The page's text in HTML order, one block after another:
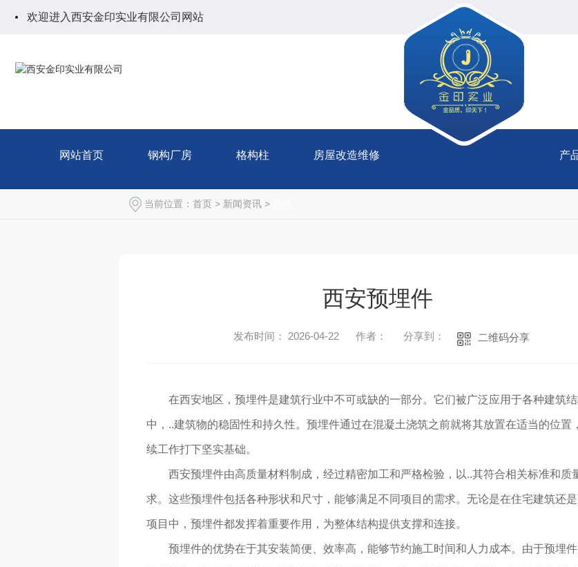
欢迎进入西安金印实业有限公司网站
网站首页 钢构厂房 格构柱 房屋改造维修 产
当前位置： 首页 > 新闻资讯 >
西安预埋件
发布时间： 2026-04-22 作者： 分享到： 二维码分享
在西安地区，预埋件是建筑行业中不可或缺的一部分。它们被广泛应用于各种建筑
中，..建筑物的稳固性和持久性。预埋件通过在混凝土浇筑之前就将其放置在适当的位置
续工作打下坚实基础。
西安预埋件由高质量材料制成，经过精密加工和严格检验，以..其符合相关标准和质
求。这些预埋件包括各种形状和尺寸，能够满足不同项目的需求。无论是在住宅建筑还
项目中，预埋件都发挥着重要作用，为整体结构提供支撑和连接。
预埋件的优势在于其安装简便、效率高，能够节约施工时间和人力成本。由于预埋